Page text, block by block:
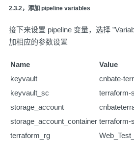
2.3.2，添加 pipeline variables
接下来设置 pipeline 变量，选择
加相应的参数设置
Name
Value
keyvault
cnbate-
keyvault_sc
terraform-
storage_account
storage_account_container terraform-
terraform_rg